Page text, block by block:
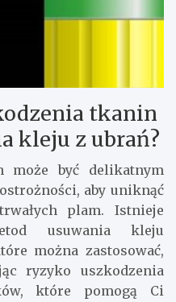
tkanin
kleju z ubrań?
może być delikatnym
aby uniknąć
plam. Istnieje
usuwania kleju
można zastosować,
ryzyko uszkodzenia
które pomogą Ci